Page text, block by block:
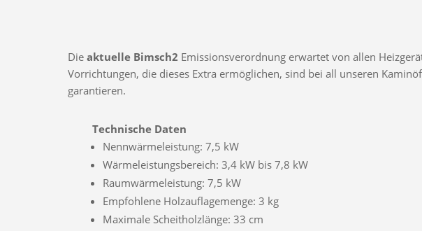
Die aktuelle Bimsch2 Emissionsverordnung erwartet von allen
Vorrichtungen, die dieses Extra ermöglichen, sind bei all unseren
garantieren.
Technische Daten
Nennwärmeleistung: 7,5 kW
Wärmeleistungsbereich: 3,4 kW bis 7,8 kW
Raumwärmeleistung: 7,5 kW
Empfohlene Holzauflagemenge: 3 kg
Maximale Scheitholzlänge: 33 cm